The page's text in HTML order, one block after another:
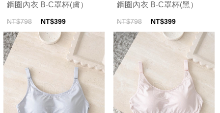
鋼圈內衣 B-C罩杯(膚）
NT$798 NT$399
鋼圈內衣 B-C罩杯(黑）
NT$798 NT$399